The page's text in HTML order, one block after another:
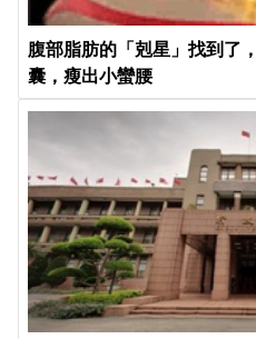
腹部脂肪的「剋星」找到了
囊，瘦出小蠻腰